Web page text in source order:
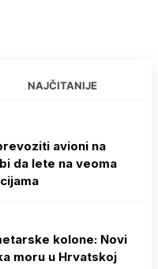
NAJČITANIJE
avioni na
da lete na veoma
kolone: Novi
moru u Hrvatskoj